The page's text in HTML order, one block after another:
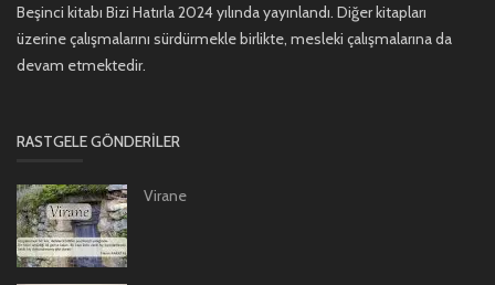
Beşinci kitabı Bizi Hatırla 2024 yılında yayınlandı. Diğer kitapları
üzerine çalışmalarını sürdürmekle birlikte, mesleki çalışmalarına da
devam etmektedir.
RASTGELE GÖNDERILER
Virane